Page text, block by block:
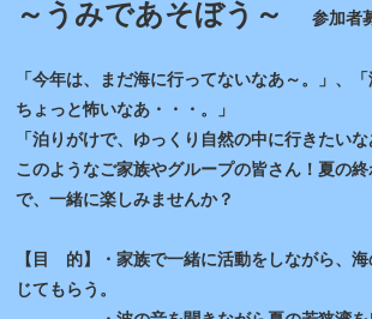
～うみであそぼう～参加者
「今年は、まだ海に行ってないなあ～。」、「
ちょっと怖いなあ・・・。」
「泊りがけで、ゆっくり自然の中に行きたいな
このようなご家族やグループの皆さん！夏の
で、一緒に楽しみませんか？
【目 的】・家族で一緒に活動をしながら、
じてもらう。